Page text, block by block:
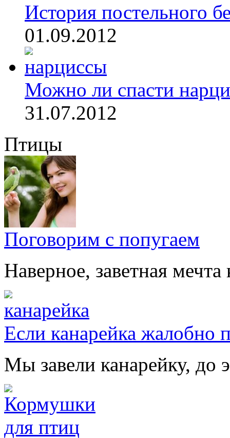
История постельного
01.09.2012
Можно ли спасти
31.07.2012
Птицы
Поговорим с попугаем
Наверное, заветная
Если канарейка жалобно
Мы завели канарейку, до